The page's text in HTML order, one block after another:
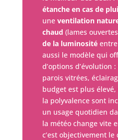
étanche en cas de
une ventilation
chaud (lames
de la luminositéentre
aussi le modèle qui
d’options d’évolution
parois vitrées,
budget est plus
la polyvalence sont
un usage quotidien
la météo change vite
c’est objectivement